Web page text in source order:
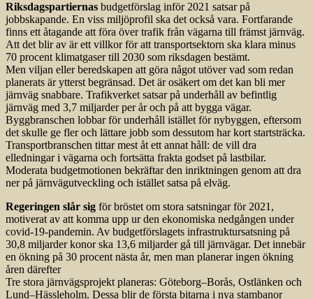
Riksdagspartiernas budgetförslag inför 2021 satsar på
jobbskapande. En viss miljöprofil ska det också vara. Fortfarande
finns ett åtagande att föra över trafik från vägarna till främst järnväg.
Att det blir av är ett villkor för att transportsektorn ska klara minus
70 procent klimatgaser till 2030 som riksdagen bestämt.
Men viljan eller beredskapen att göra något utöver vad som redan
planerats är ytterst begränsad. Det är osäkert om det kan bli mer
järnväg snabbare. Trafikverket satsar på underhåll av befintlig
järnväg med 3,7 miljarder per år och på att bygga vägar.
Byggbranschen lobbar för underhåll istället för nybyggen, eftersom
det skulle ge fler och lättare jobb som dessutom har kort startsträcka.
Transportbranschen tittar mest åt ett annat håll: de vill dra
elledningar i vägarna och fortsätta frakta godset på lastbilar.
Moderata budgetmotionen bekräftar den inriktningen genom att dra
ner på järnvägutveckling och istället satsa på elväg.
Regeringen slår sig för bröstet om stora satsningar för 2021,
motiverat av att komma upp ur den ekonomiska nedgången under
covid-19-pandemin. Av budgetförslagets infrastruktursatsning på
30,8 miljarder konor ska 13,6 miljarder gå till järnvägar. Det innebär
en ökning på 30 procent nästa år, men man planerar ingen ökning
åren därefter
Tre stora järnvägsprojekt planeras: Göteborg–Borås, Ostlänken och
Lund–Hässleholm. Dessa blir de första bitarna i nya stambanor